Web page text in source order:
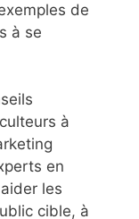
de
à se
à
en
les
cible, à